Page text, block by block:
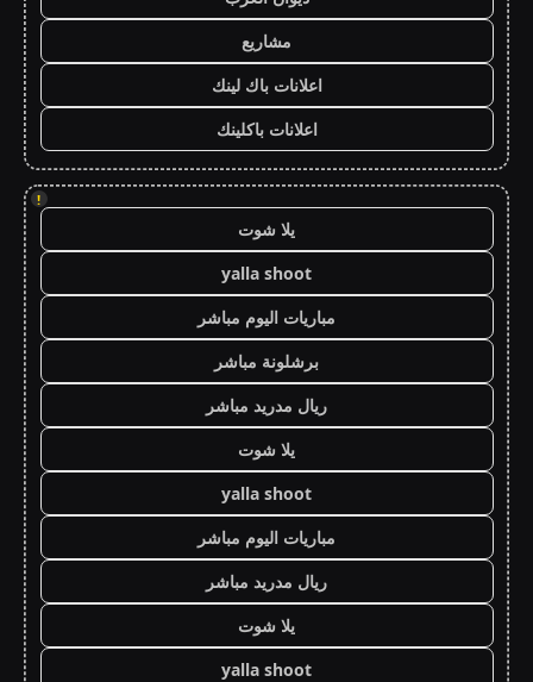
مشاريع
اعلانات باك لينك
اعلانات باكلينك
!
يلا شوت
yalla shoot
مباريات اليوم مباشر
برشلونة مباشر
ريال مدريد مباشر
يلا شوت
yalla shoot
مباريات اليوم مباشر
ريال مدريد مباشر
يلا شوت
yalla shoot